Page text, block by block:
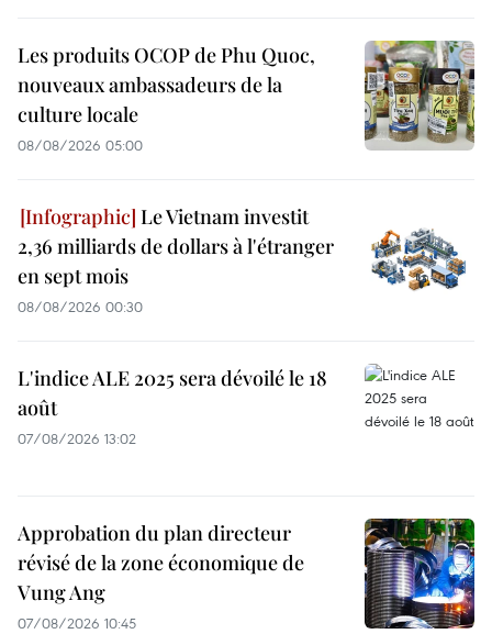
Les produits OCOP de Phu Quoc,
nouveaux ambassadeurs de la
culture locale
08/08/2026 05:00
Le Vietnam investit
2,36 milliards de dollars à l'étranger
en sept mois
08/08/2026 00:30
L'indice ALE 2025 sera dévoilé le 18
août
07/08/2026 13:02
Approbation du plan directeur
révisé de la zone économique de
Vung Ang
07/08/2026 10:45